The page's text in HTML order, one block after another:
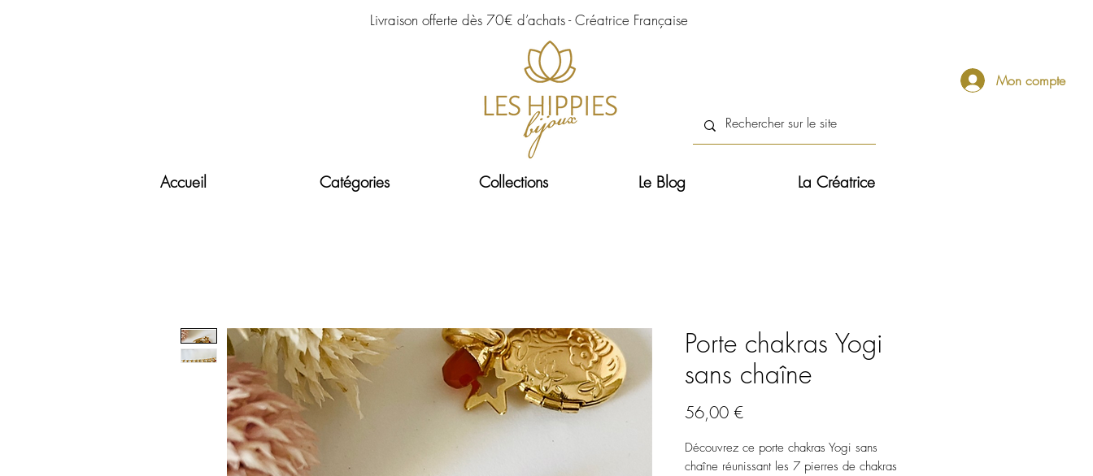
Livraison offerte dès 70€ d’achats - Créatrice Française
Mon compte
Accueil Catégories Collections Le Blog La Créatrice
Porte chakras Yogi
sans chaîne
56,00 €Prix
Découvrez ce porte chakras Yogi sans
chaîne réunissant les 7 pierres de chakras